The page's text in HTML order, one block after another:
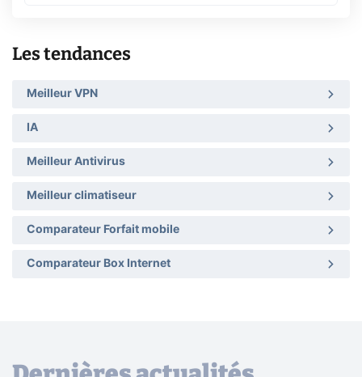
Les tendances
Meilleur VPN
IA
Meilleur Antivirus
Meilleur climatiseur
Comparateur Forfait mobile
Comparateur Box Internet